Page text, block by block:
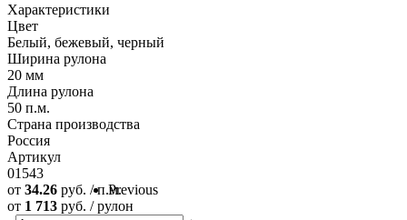
Previous
Характеристики
Цвет
Белый, бежевый, черный
Ширина рулона
20 мм
Длина рулона
50 п.м.
Страна производства
Россия
Артикул
01543
от 34.26 руб. / п.м.
от 1 713 руб. / рулон